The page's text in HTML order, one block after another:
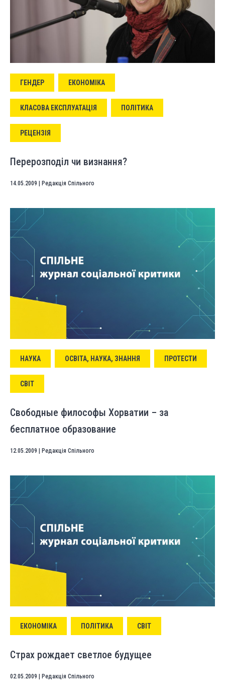
ГЕНДЕР ЕКОНОМІКА
КЛАСОВА ЕКСПЛУАТАЦІЯ ПОЛІТИКА
РЕЦЕНЗІЯ
Перерозподіл чи визнання?
14.05.2009 Редакція Спільного
НАУКА ОСВІТА, НАУКА, ЗНАННЯ ПРОТЕСТИ
СВІТ
Свободные философы Хорватии – за
бесплатное образование
12.05.2009 Редакція Спільного
ЕКОНОМІКА ПОЛІТИКА СВІТ
Страх рождает светлое будущее
02.05.2009 Редакція Спільного